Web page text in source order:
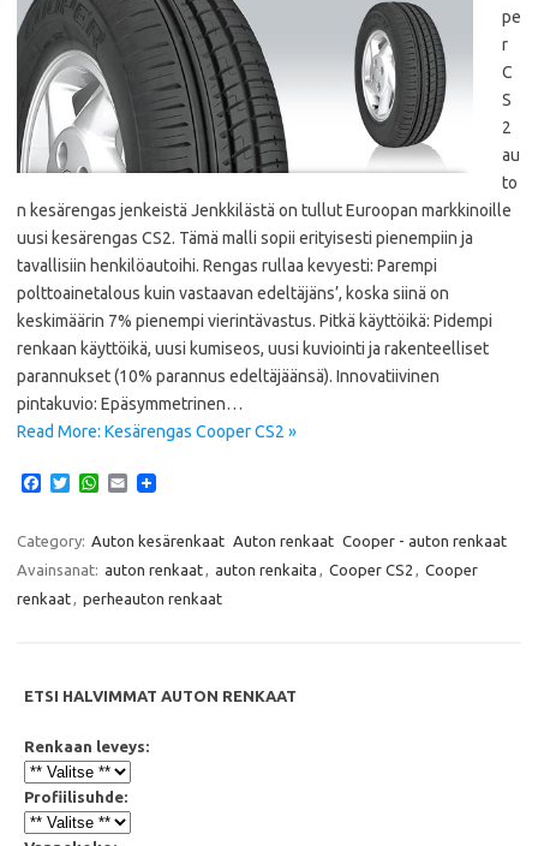
pe
r
C
S
2
au
to
n kesärengas jenkeistä Jenkkilästä on tullut Euroopan markkinoille
uusi kesärengas CS2. Tämä malli sopii erityisesti pienempiin ja
tavallisiin henkilöautoihi. Rengas rullaa kevyesti: Parempi
polttoainetalous kuin vastaavan edeltäjäns’, koska siinä on
keskimäärin 7% pienempi vierintävastus. Pitkä käyttöikä: Pidempi
renkaan käyttöikä, uusi kumiseos, uusi kuviointi ja rakenteelliset
parannukset (10% parannus edeltäjäänsä). Innovatiivinen
pintakuvio: Epäsymmetrinen…
Read More: Kesärengas Cooper CS2 »
e
b
o
o
T
t
e
r
W
t
A
p
E
i
Category: Auton kesärenkaat Auton renkaat Cooper - auton renkaat
Avainsanat: auton renkaat auton renkaita Cooper CS2
Cooper
renkaat
perheauton renkaat
ETSI HALVIMMAT AUTON RENKAAT
Renkaan leveys:
Profiilisuhde: